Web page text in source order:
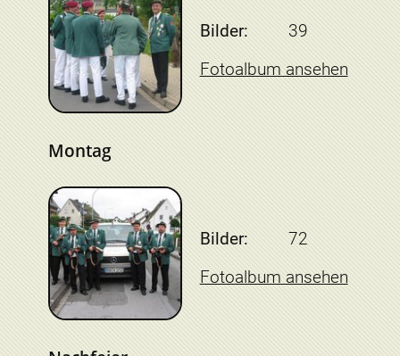
Bilder:
39
Fotoalbum ansehen
Montag
Bilder:
72
Fotoalbum ansehen